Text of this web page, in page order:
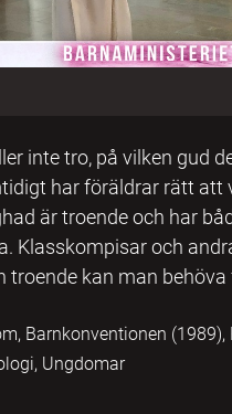
inte tro, på vilken gud
har föräldrar rätt att
är troende och har
Klasskompisar och
troende kan man
Barnkonventionen
Ungdomar